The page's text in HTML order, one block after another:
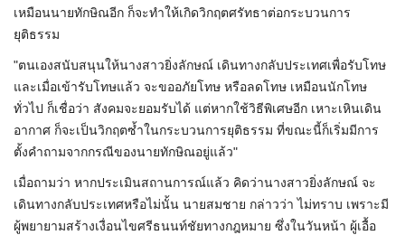
เหมือนนายทักษิณอีก ก็จะทำให้เกิดวิกฤตศรัทธาต่อกระบวนการ
ยุติธรรม
"ตนเองสนับสนุนให้นางสาวยิ่งลักษณ์ เดินทางกลับประเทศเพื่อรับโทษ
และเมื่อเข้ารับโทษแล้ว จะขออภัยโทษ หรือลดโทษ เหมือนนักโทษ
ทั่วไป ก็เชื่อว่า สังคมจะยอมรับได้ แต่หากใช้วิธีพิเศษอีก เหาะเหินเดิน
อากาศ ก็จะเป็นวิกฤตซ้ำในกระบวนการยุติธรรม ที่ขณะนี้ก็เริ่มมีการ
ตั้งคำถามจากกรณีของนายทักษิณอยู่แล้ว"
เมื่อถามว่า หากประเมินสถานการณ์​แล้ว คิดว่านางสาวยิ่งลักษณ์ จะ
เดินทางกลับประเทศหรือไม่นั้น นายสมชาย กล่าวว่า ไม่ทราบ เพราะมี
ผู้พยายามสร้างเงื่อนไขศรีธนนท์ชัยทางกฎหมาย ซึ่งในวันหน้า ผู้เอื้อ